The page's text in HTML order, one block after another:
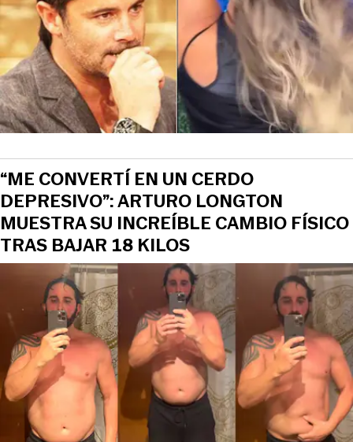
“ME CONVERTÍ EN UN CERDO
DEPRESIVO”: ARTURO LONGTON
MUESTRA SU INCREÍBLE CAMBIO FÍSICO
TRAS BAJAR 18 KILOS